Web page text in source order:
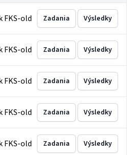
FKS-old Zadania Výsledky
FKS-old Zadania Výsledky
FKS-old Zadania Výsledky
FKS-old Zadania Výsledky
FKS-old Zadania Výsledky